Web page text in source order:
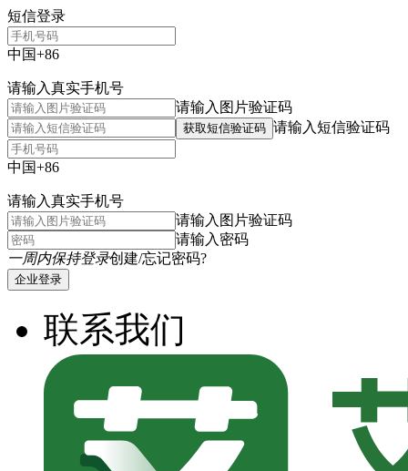
短信登录
中国+86
请输入真实手机号
请输入图片验证码
获取短信验证码 请输入短信验证码
中国+86
请输入真实手机号
请输入图片验证码
请输入密码
一周内保持登录创建/忘记密码?
企业登录
联系我们